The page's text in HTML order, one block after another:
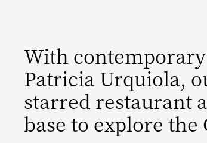
With
Patricia Urquiola,
starred restaurant
base to explore the